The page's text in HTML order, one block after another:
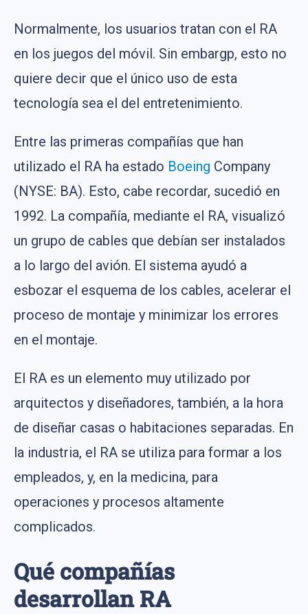
Normalmente, los usuarios tratan con el RA
en los juegos del móvil. Sin embargp, esto no
quiere decir que el único uso de esta
tecnología sea el del entretenimiento.
Entre las primeras compañías que han
utilizado el RA ha estado Boeing Company
(NYSE: BA). Esto, cabe recordar, sucedió en
1992. La compañía, mediante el RA, visualizó
un grupo de cables que debían ser instalados
a lo largo del avión. El sistema ayudó a
esbozar el esquema de los cables, acelerar el
proceso de montaje y minimizar los errores
en el montaje.
El RA es un elemento muy utilizado por
arquitectos y diseñadores, también, a la hora
de diseñar casas o habitaciones separadas. En
la industria, el RA se utiliza para formar a los
empleados, y, en la medicina, para
operaciones y procesos altamente
complicados.
Qué compañías
desarrollan RA